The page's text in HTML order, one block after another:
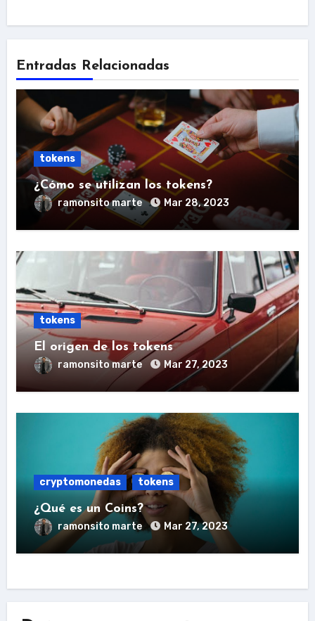
Entradas Relacionadas
tokens
¿Cómo se utilizan los tokens?
ramonsito marte Mar 28, 2023
tokens
El origen de los tokens
ramonsito marte Mar 27, 2023
cryptomonedas tokens
¿Qué es un Coins?
ramonsito marte Mar 27, 2023